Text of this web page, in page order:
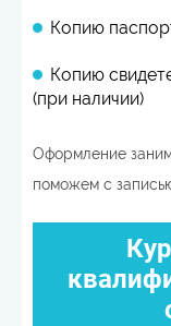
Копию
Копию
(при наличии)
Оформление
поможем с